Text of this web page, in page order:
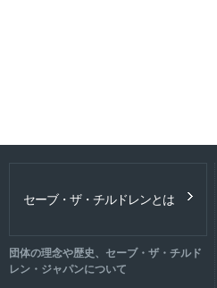
セーブ・ザ・チルドレンとは
団体の理念や歴史、セーブ・ザ・チルド
レン・ジャパンについて